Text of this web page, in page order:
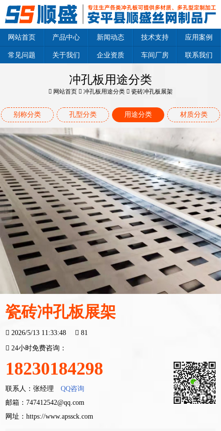
网站首页 产品中心 新闻动态 技术支持 应用案例
常见问题 关于我们 企业资质 车间厂房 联系我们
冲孔板用途分类
网站首页 冲孔板用途分类 瓷砖冲孔板展架
别称分类 孔型分类 用途分类 材质分类
瓷砖冲孔板展架
2026/5/13 11:33:48 81
24小时免费咨询：
18230184298
联系人：张经理
QQ咨询
邮箱：747412542@qq.com
网址：https://www.apssck.com